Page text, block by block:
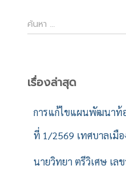
ค้
น
สำ
ค้นหา …
เรื่องล่าสุด
การแก้ไขแผนพัฒนาท้
ที่ 1/2569 เทศบาลเมือ
นายวิทยา ตรีวิเศษ เล